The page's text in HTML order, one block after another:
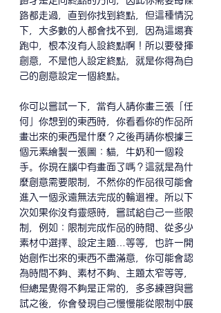
路都走過，直到你找到終點，但這種情況
下，大多數的人都會找不到，因為這場賽
跑中，根本沒有人設終點啊！所以要發揮
創意，不是他人設定終點，就是你得為自
己的創意設定一個終點。
你可以嘗試一下，當有人請你畫三張「任
何」你想到的東西時，你看看你的作品所
畫出來的東西是什麼？之後再請你根據三
個元素繪製一張圖：貓，牛奶和一個殺
手。你現在腦中有畫面了嗎？這就是為什
麼創意需要限制，不然你的作品很可能會
進入一個永遠無法完成的輪迴裡。所以下
次如果你沒有靈感時，嘗試給自己一些限
制，例如：限制完成作品的時間、從多少
素材中選擇、設定主題…等等，也許一開
始創作出來的東西不盡滿意，你可能會認
為時間不夠、素材不夠、主題太窄等等，
但總是覺得不夠是正常的，多多練習與嘗
試之後，你會發現自己慢慢能從限制中展